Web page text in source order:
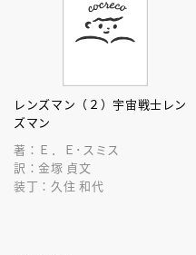
レンズマン（２）宇宙戦士レン
ズマン
著：Ｅ．Ｅ･スミス
訳：金塚 貞文
装丁：久住 和代